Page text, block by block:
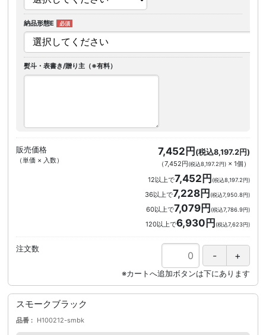
納品形態E
熨斗・表書き/贈り主（※有料）
販売価格
（単価 × 入数）
7,452円(税込8,197.2円)
（7,452円(税込8,197.2円)× 1個 ）
12以上で7,452円 (税込8,197.2円)
36以上で7,228円 (税込7,950.8円)
60以上で7,079円 (税込7,786.9円)
120以上で6,930円 (税込7,623円)
注文数
スモークブラック
品番 H100212-smbk